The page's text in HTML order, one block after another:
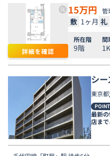
詳細を確認
15万円 管
敷 1ヶ月 礼
所在階
9階
間
1K
シー
東京都
POINT
最新
店ま
す。